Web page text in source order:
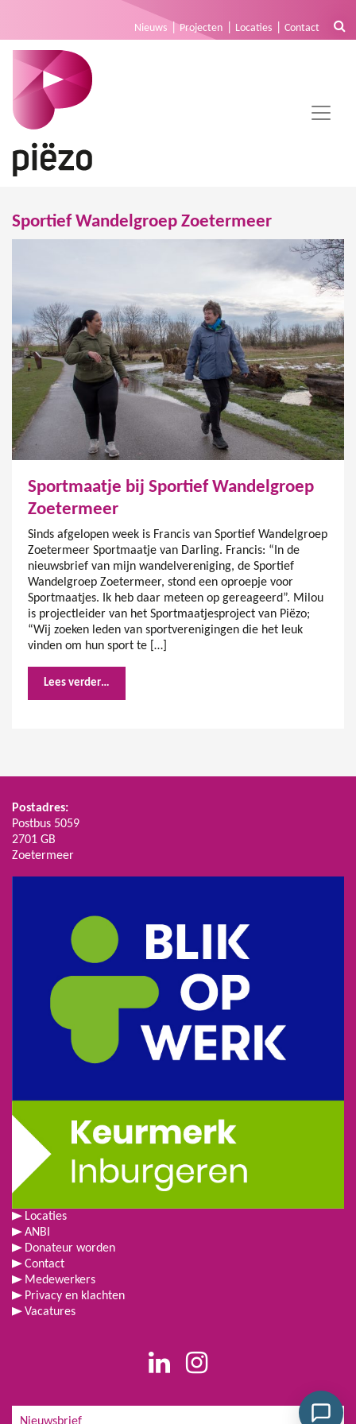
Nieuws Projecten Locaties Contact
Sportief Wandelgroep Zoetermeer
Sportmaatje bij Sportief Wandelgroep
Zoetermeer
Sinds afgelopen week is Francis van Sportief Wandelgroep
Zoetermeer Sportmaatje van Darling. Francis: “In de
nieuwsbrief van mijn wandelvereniging, de Sportief
Wandelgroep Zoetermeer, stond een oproepje voor
Sportmaatjes. Ik heb daar meteen op gereageerd”. Milou
is projectleider van het Sportmaatjesproject van Piëzo;
“Wij zoeken leden van sportverenigingen die het leuk
vinden om hun sport te […]
Lees verder…
Postadres:
Postbus 5059
2701 GB
Zoetermeer
Locaties
ANBI
Donateur worden
Contact
Medewerkers
Privacy en klachten
Vacatures